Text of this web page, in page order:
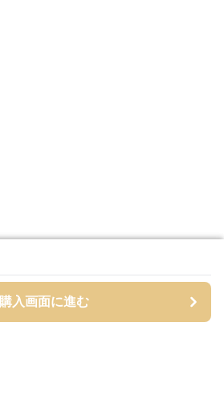
購入画面に進む
購入画面に進む